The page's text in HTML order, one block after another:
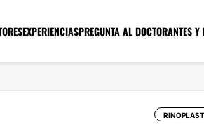
EXPERIENCIASPREGUNTA AL DOCTORANTES Y